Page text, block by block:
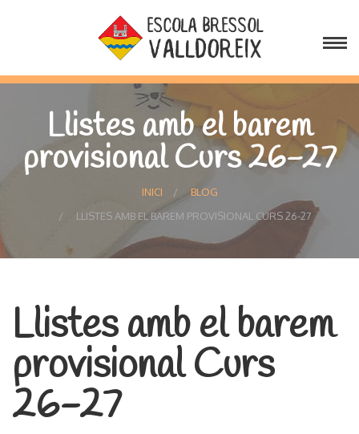
Llistes amb el barem
provisional Curs 26-27
INICI
BLOG
LLISTES AMB EL BAREM PROVISIONAL CURS 26-27
Llistes amb el barem
provisional Curs
26-27